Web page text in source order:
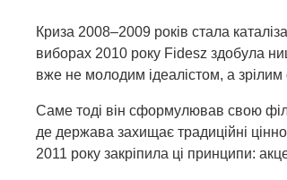
Криза 2008–2009 років стала
виборах 2010 року Fidesz здобула
вже не молодим ідеалістом, а зрілим
Саме тоді він сформулював свою
де держава захищає традиційні
2011 року закріпила ці принципи: